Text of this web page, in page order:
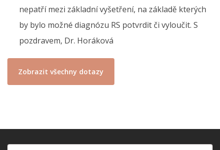
nepatří mezi základní vyšetření, na základě kterých
by bylo možné diagnózu RS potvrdit či vyloučit. S
pozdravem, Dr. Horáková
Zobrazit všechny dotazy